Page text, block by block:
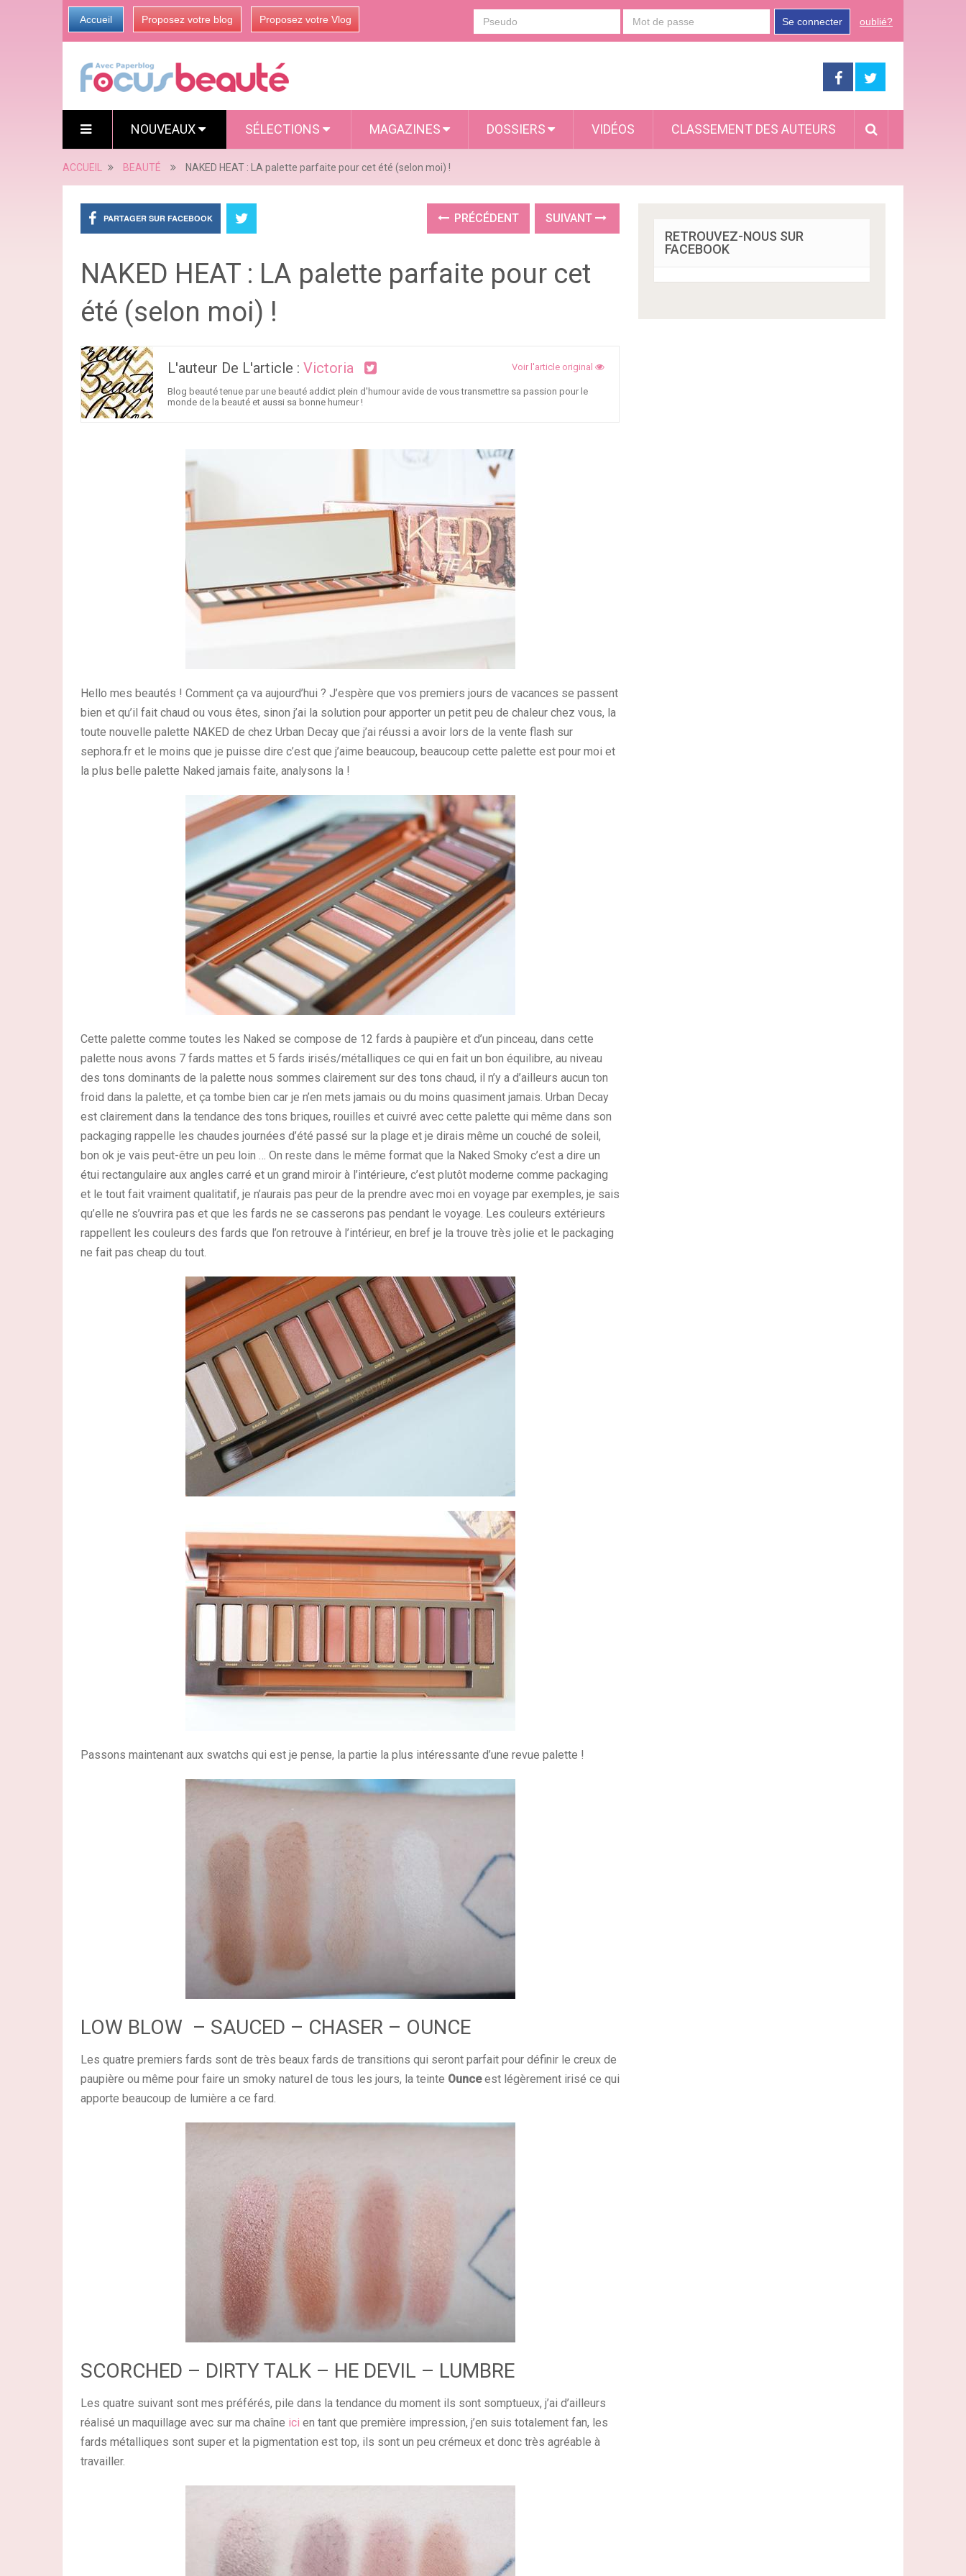
Accueil Proposez votre blog Proposez votre Vlog Se connecter oublié?
NOUVEAUX SÉLECTIONS MAGAZINES DOSSIERS VIDÉOS CLASSEMENT DES AUTEURS
ACCUEIL BEAUTÉ NAKED HEAT : LA palette parfaite pour cet été (selon moi) !
PARTAGER SUR FACEBOOK PRÉCÉDENT SUIVANT
NAKED HEAT : LA palette parfaite pour cet
été (selon moi) !
L'auteur De L'article : Victoria Voir l'article original
Blog beauté tenue par une beauté addict plein d'humour avide de vous transmettre sa passion pour le
monde de la beauté et aussi sa bonne humeur !
Hello mes beautés ! Comment ça va aujourd’hui ? J’espère que vos premiers jours de vacances se passent
bien et qu’il fait chaud ou vous êtes, sinon j’ai la solution pour apporter un petit peu de chaleur chez vous, la
toute nouvelle palette NAKED de chez Urban Decay que j’ai réussi a avoir lors de la vente flash sur
sephora.fr et le moins que je puisse dire c’est que j’aime beaucoup, beaucoup cette palette est pour moi et
la plus belle palette Naked jamais faite, analysons la !
Cette palette comme toutes les Naked se compose de 12 fards à paupière et d’un pinceau, dans cette
palette nous avons 7 fards mattes et 5 fards irisés/métalliques ce qui en fait un bon équilibre, au niveau
des tons dominants de la palette nous sommes clairement sur des tons chaud, il n’y a d’ailleurs aucun ton
froid dans la palette, et ça tombe bien car je n’en mets jamais ou du moins quasiment jamais. Urban Decay
est clairement dans la tendance des tons briques, rouilles et cuivré avec cette palette qui même dans son
packaging rappelle les chaudes journées d’été passé sur la plage et je dirais même un couché de soleil,
bon ok je vais peut-être un peu loin … On reste dans le même format que la Naked Smoky c’est a dire un
étui rectangulaire aux angles carré et un grand miroir à l’intérieure, c’est plutôt moderne comme packaging
et le tout fait vraiment qualitatif, je n’aurais pas peur de la prendre avec moi en voyage par exemples, je sais
qu’elle ne s’ouvrira pas et que les fards ne se casserons pas pendant le voyage. Les couleurs extérieurs
rappellent les couleurs des fards que l’on retrouve à l’intérieur, en bref je la trouve très jolie et le packaging
ne fait pas cheap du tout.
Passons maintenant aux swatchs qui est je pense, la partie la plus intéressante d’une revue palette !
LOW BLOW – SAUCED – CHASER – OUNCE
Les quatre premiers fards sont de très beaux fards de transitions qui seront parfait pour définir le creux de
paupière ou même pour faire un smoky naturel de tous les jours, la teinte Ounceest légèrement irisé ce qui
apporte beaucoup de lumière a ce fard.
SCORCHED – DIRTY TALK – HE DEVIL – LUMBRE
Les quatre suivant sont mes préférés, pile dans la tendance du moment ils sont somptueux, j’ai d’ailleurs
réalisé un maquillage avec sur ma chaîne ici en tant que première impression, j’en suis totalement fan, les
fards métalliques sont super et la pigmentation est top, ils sont un peu crémeux et donc très agréable à
travailler.
RETROUVEZ-NOUS SUR
FACEBOOK